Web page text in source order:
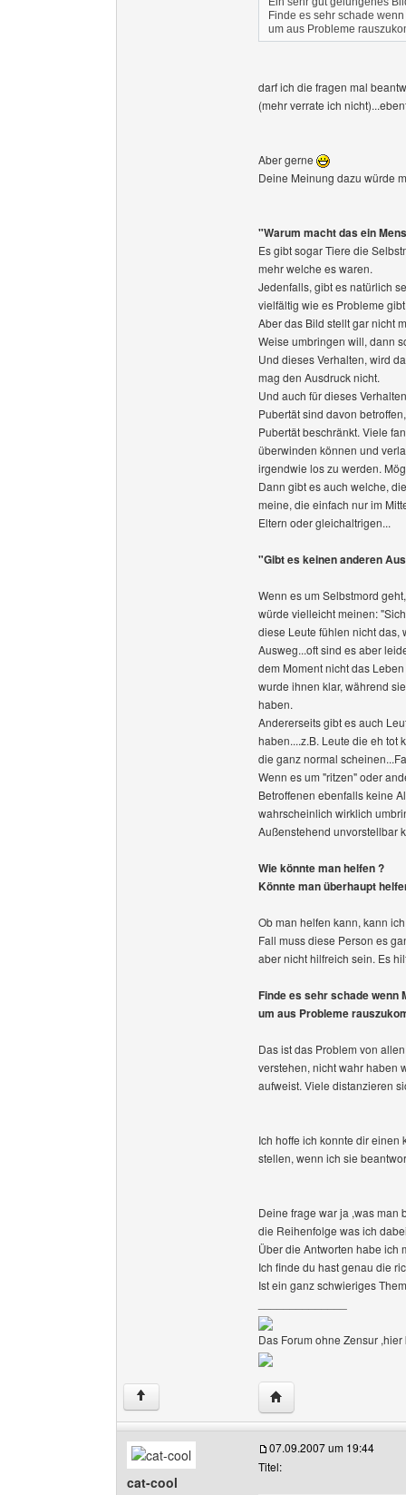
Finde es sehr schade
um aus Probleme
darf ich die fragen mal
(mehr verrate ich
Aber gerne
Deine Meinung dazu würde
"Warum macht das ein
Es gibt sogar Tiere die
mehr welche es waren.
Jedenfalls, gibt es natürlich
vielfältig wie es Probleme
Aber das Bild stellt gar nicht
Weise umbringen will, dann
Und dieses Verhalten, wird
mag den Ausdruck nicht.
Und auch für dieses
Pubertät sind davon
Pubertät beschränkt. Viele
überwinden können und
irgendwie los zu werden.
Dann gibt es auch welche,
meine, die einfach nur im
Eltern oder gleichaltrigen...
"Gibt es keinen anderen
Wenn es um Selbstmord
würde vielleicht meinen:
diese Leute fühlen nicht das,
Ausweg...oft sind es aber
dem Moment nicht das
wurde ihnen klar, während
haben.
Andererseits gibt es auch
haben....z.B. Leute die eh tot
die ganz normal
Wenn es um "ritzen" oder
Betroffenen ebenfalls keine
wahrscheinlich wirklich
Außenstehend unvorstellbar
Wie könnte man helfen ?
Könnte man überhaupt
Ob man helfen kann, kann
Fall muss diese Person es
aber nicht hilfreich sein. Es
Finde es sehr schade wenn
um aus Probleme
Das ist das Problem von
verstehen, nicht wahr haben
aufweist. Viele distanzieren
Ich hoffe ich konnte dir
stellen, wenn ich sie
Deine frage war ja ,was man
die Reihenfolge was ich
Über die Antworten habe ich
Ich finde du hast genau die
Ist ein ganz schwieriges
Das Forum ohne Zensur
↑ Website dieses
cat-cool
07.09.2007 um 19:44
Titel: